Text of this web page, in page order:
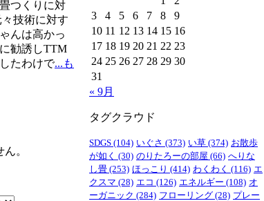
つくりに対
技術に対す
んは高かっ
勧誘しTTM
たわけで...も
3
4 5 6 7 8
9
10 11 12 13 14 15 16
17 18 19 20 21 22 23
24 25 26 27 28 29 30
31
« 9月
タグクラウド
SDGS (104) いぐさ (373) い草 (374) お散歩
が如く (30) のりたろーの部屋 (66) へりな
し畳 (253) ほっこり (414) わくわく (116) エ
クスマ (28) エコ (126) エネルギー (108) オ
ーガニック (284) フローリング (28) プレー
。